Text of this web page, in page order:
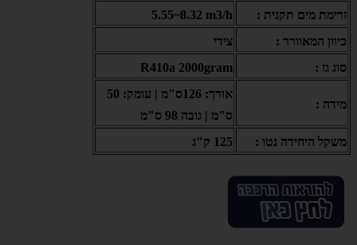
זרימת מים תקנית :
5.55~8.32 m3/h
: כיוון המאוורר
צידי
סוג גז :
R410a 2000gram
מידה :
אורך: 126ס"מ | עומק: 50
ס"מ | גובה 98 ס"מ
משקל היחידה נטו :
125 ק"ג